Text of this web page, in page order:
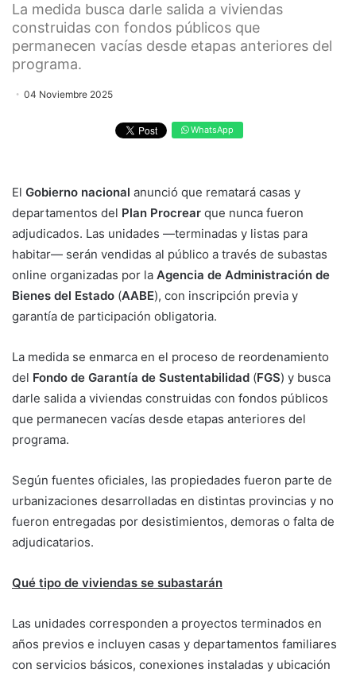
La medida busca darle salida a viviendas
construidas con fondos públicos que
permanecen vacías desde etapas anteriores del
programa.
04 Noviembre 2025
WhatsApp
El Gobierno nacional anunció que rematará casas y
departamentos del Plan Procrear que nunca fueron
adjudicados. Las unidades —terminadas y listas para
habitar— serán vendidas al público a través de subastas
online organizadas por la Agencia de Administración de
Bienes del Estado (AABE), con inscripción previa y
garantía de participación obligatoria.
La medida se enmarca en el proceso de reordenamiento
del Fondo de Garantía de Sustentabilidad (FGS) y busca
darle salida a viviendas construidas con fondos públicos
que permanecen vacías desde etapas anteriores del
programa.
Según fuentes oficiales, las propiedades fueron parte de
urbanizaciones desarrolladas en distintas provincias y no
fueron entregadas por desistimientos, demoras o falta de
adjudicatarios.
Qué tipo de viviendas se subastarán
Las unidades corresponden a proyectos terminados en
años previos e incluyen casas y departamentos familiares
con servicios básicos, conexiones instaladas y ubicación